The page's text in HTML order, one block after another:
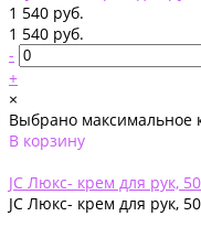
1 540 руб.
1 540 руб.
-
+
×
Выбрано максимальное
В корзину
JC Люкс- крем для рук,
JC Люкс- крем для рук,